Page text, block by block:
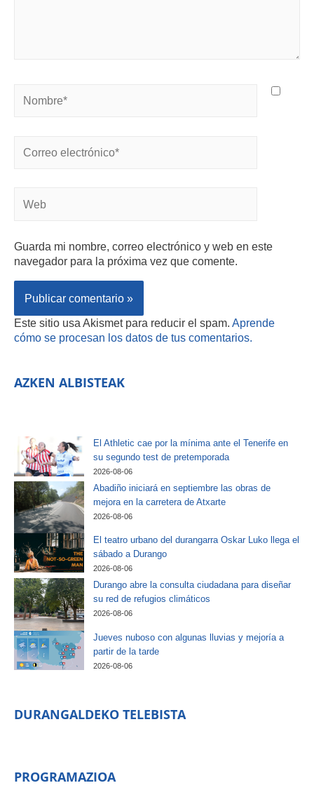
Guarda mi nombre, correo electrónico y web en este
navegador para la próxima vez que comente.
Este sitio usa Akismet para reducir el spam. Aprende
cómo se procesan los datos de tus comentarios.
AZKEN ALBISTEAK
El Athletic cae por la mínima ante el Tenerife en
su segundo test de pretemporada
2026-08-06
Abadiño iniciará en septiembre las obras de
mejora en la carretera de Atxarte
2026-08-06
El teatro urbano del durangarra Oskar Luko llega el
sábado a Durango
2026-08-06
Durango abre la consulta ciudadana para diseñar
su red de refugios climáticos
2026-08-06
Jueves nuboso con algunas lluvias y mejoría a
partir de la tarde
2026-08-06
DURANGALDEKO TELEBISTA
PROGRAMAZIOA